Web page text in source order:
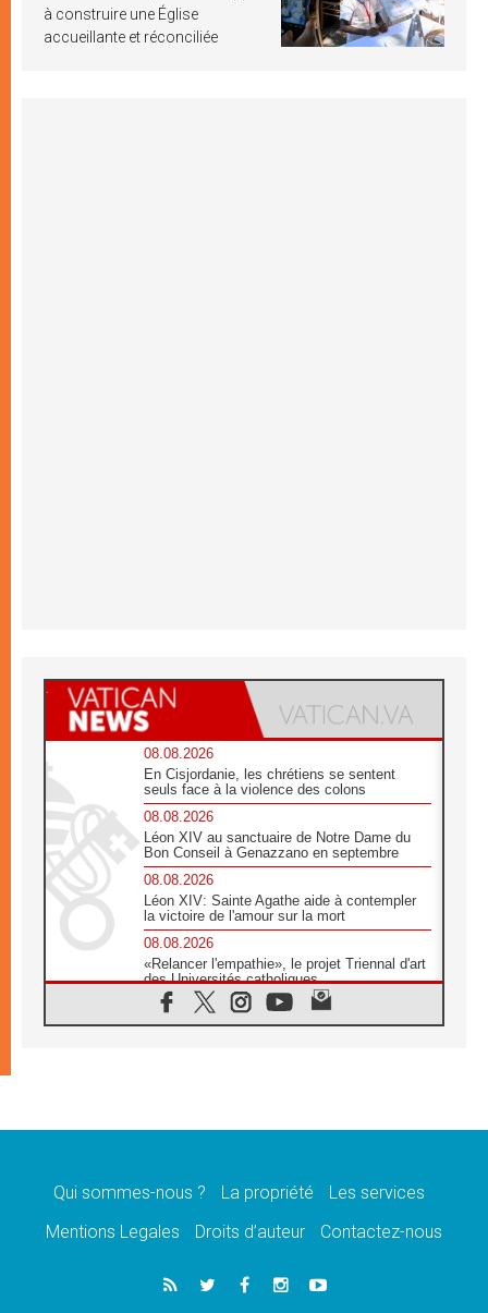
à construire une Église
accueillante et réconciliée
08.08.2026
En Cisjordanie, les chrétiens se sentent
seuls face à la violence des colons
08.08.2026
Léon XIV au sanctuaire de Notre Dame du
Bon Conseil à Genazzano en septembre
08.08.2026
Léon XIV: Sainte Agathe aide à contempler
la victoire de l'amour sur la mort
08.08.2026
«Relancer l'empathie», le projet Triennal d'art
des Universités catholiques
08.08.2026
Signis 2026, donner la parole aux religieuses
07.08.2026
07.08.2026
de l'Assomption et mémoire nationale
«La paix commence par l'empathie» estime
le cardinal Parolin
Qui sommes-nous ? La propriété
Les services
Mentions Legales
Droits d’auteur Contactez-nous